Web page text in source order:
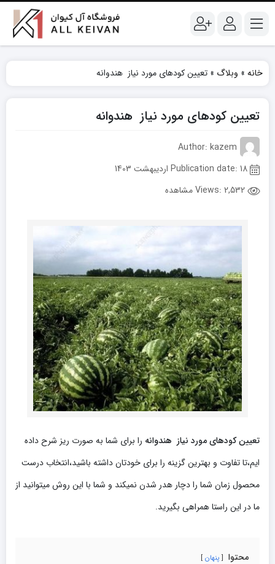
خانه » وبلاگ » تعیین کودهای مورد نیاز هندوانه
تعیین کودهای مورد نیاز هندوانه
Author: kazem
2,532 مشاهده
تعیین کودهای مورد نیاز هندوانه را برای شما به صورت ریز شرح داده
ایم،تا تفاوت و بهترین گزینه را برای خودتان داشته باشید،انتخاب درست
محصول زمان شما را دچار هدر شدن نمیکند و شما با این روش میتوانید از
ما در این راستا همراهی بگیرید.
محتوا پنهان